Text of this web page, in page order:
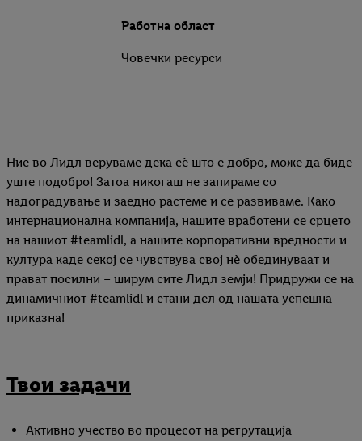
Работна област
Човечки ресурси
Ние во Лидл веруваме дека сѐ што е добро, може да биде
уште подобро! Затоа никогаш не запираме со
надоградување и заедно растеме и се развиваме. Како
интернационална компанија, нашите вработени се срцето
на нашиот #teamlidl, а нашите корпоративни вредности и
култура каде секој се чувствува свој нѐ обединуваат и
прават посилни – ширум сите Лидл земји! Придружи се на
динамичниот #teamlidl и стани дел од нашата успешна
приказна!
Твои задачи
Активно учество во процесот на регрутација